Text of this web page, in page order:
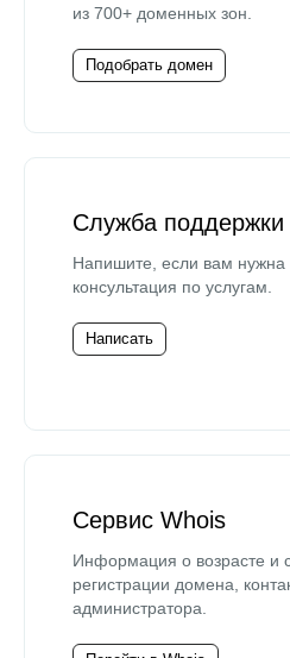
из 700+ доменных зон.
Подобрать домен
Служба поддержки
Напишите, если вам
консультация по услугам.
Написать
Сервис Whois
Информация о возрасте и
регистрации домена,
администратора.